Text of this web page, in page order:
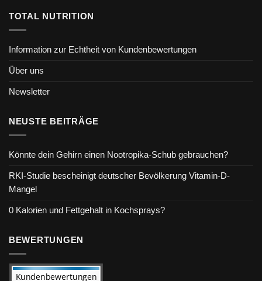
TOTAL NUTRITION
Information zur Echtheit von Kundenbewertungen
Über uns
Newsletter
NEUSTE BEITRÄGE
Könnte dein Gehirn einen Nootropika-Schub gebrauchen?
RKI-Studie bescheinigt deutscher Bevölkerung Vitamin-D-
Mangel
0 Kalorien und Fettgehalt in Kochsprays?
BEWERTUNGEN